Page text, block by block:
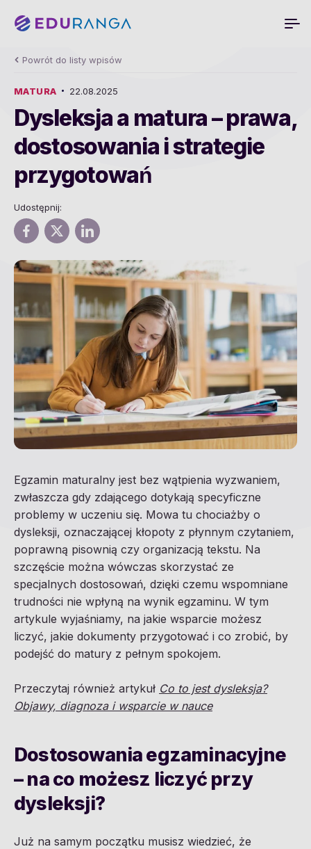
Powrót do listy wpisów
MATURA 22.08.2025
Dysleksja a matura – prawa,
dostosowania i strategie
przygotowań
Udostępnij:
Egzamin maturalny jest bez wątpienia wyzwaniem,
zwłaszcza gdy zdającego dotykają specyficzne
problemy w uczeniu się. Mowa tu chociażby o
dysleksji, oznaczającej kłopoty z płynnym czytaniem,
poprawną pisownią czy organizacją tekstu. Na
szczęście można wówczas skorzystać ze
specjalnych dostosowań, dzięki czemu wspomniane
trudności nie wpłyną na wynik egzaminu. W tym
artykule wyjaśniamy, na jakie wsparcie możesz
liczyć, jakie dokumenty przygotować i co zrobić, by
podejść do matury z pełnym spokojem.
Przeczytaj również artykuł Co to jest dysleksja?
Objawy, diagnoza i wsparcie w nauce
Dostosowania egzaminacyjne
– na co możesz liczyć przy
dysleksji?
Już na samym początku musisz wiedzieć, że